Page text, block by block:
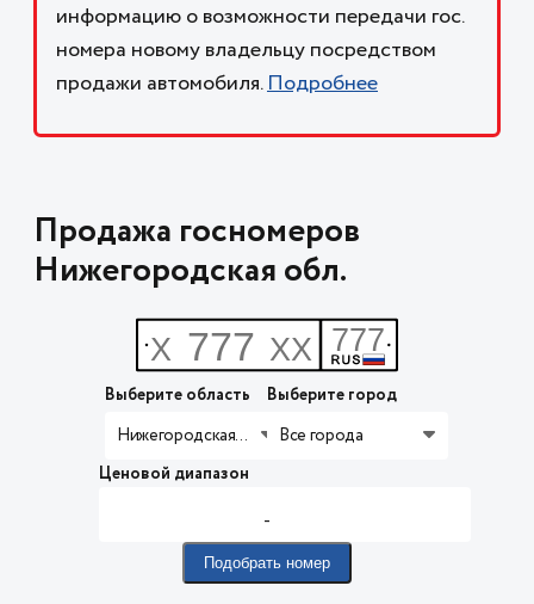
информацию о возможности передачи гос.
номера новому владельцу посредством
продажи автомобиля.Подробнее
Продажа госномеров
Нижегородская обл.
Выберите область
Нижегородская обл.
Выберите город
Все города
Ценовой диапазон
-
Подобрать номер